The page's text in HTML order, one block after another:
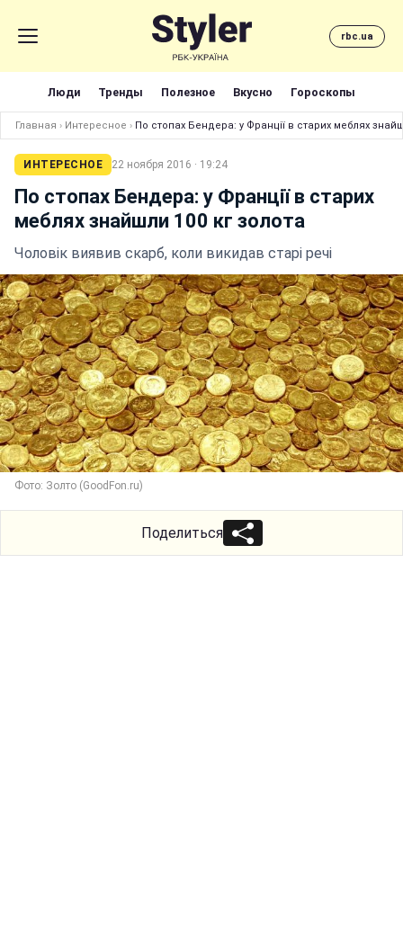
rbc.ua
Люди Тренды Полезное Вкусно Гороскопы
Главная › Интересное › По стопах Бендера: у Франції в старих меблях
ИНТЕРЕСНОЕ 22 ноября 2016 · 19:24
По стопах Бендера: у Франції в старих
меблях знайшли 100 кг золота
Чоловік виявив скарб, коли викидав старі речі
Фото: Золто (GoodFon.ru)
Поделиться